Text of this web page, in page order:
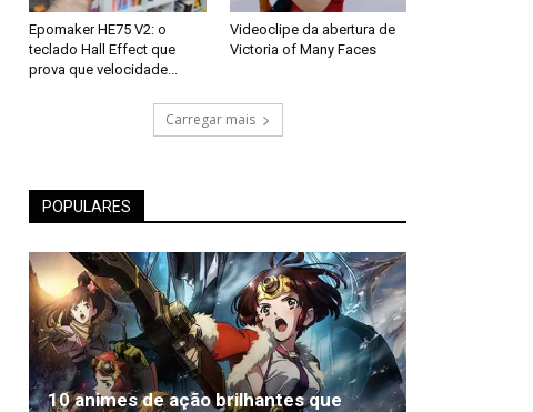
Epomaker HE75 V2: o
teclado Hall Effect que
prova que velocidade...
Videoclipe da abertura de
Victoria of Many Faces
Carregar mais
POPULARES
10 animes de ação brilhantes que